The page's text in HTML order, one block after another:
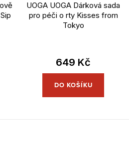
UOGA UOGA Dárková sada
pro péči o rty Kisses from
Tokyo
649 Kč
DO KOŠÍKU